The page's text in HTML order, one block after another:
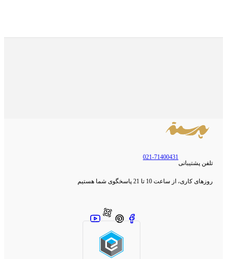
تلفن پشتیبانی
021-71400431
روزهای کاری، از ساعت 10 تا 21 پاسخگوی شما هستیم